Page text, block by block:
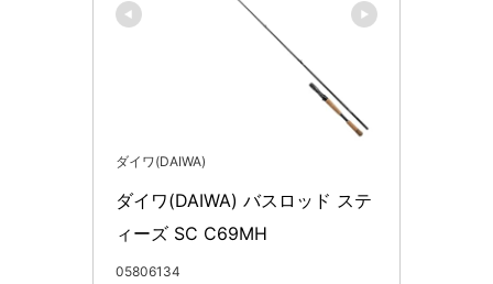
ダイワ(DAIWA)
ダイワ(DAIWA) バスロッド ステ
ィーズ SC C69MH
05806134